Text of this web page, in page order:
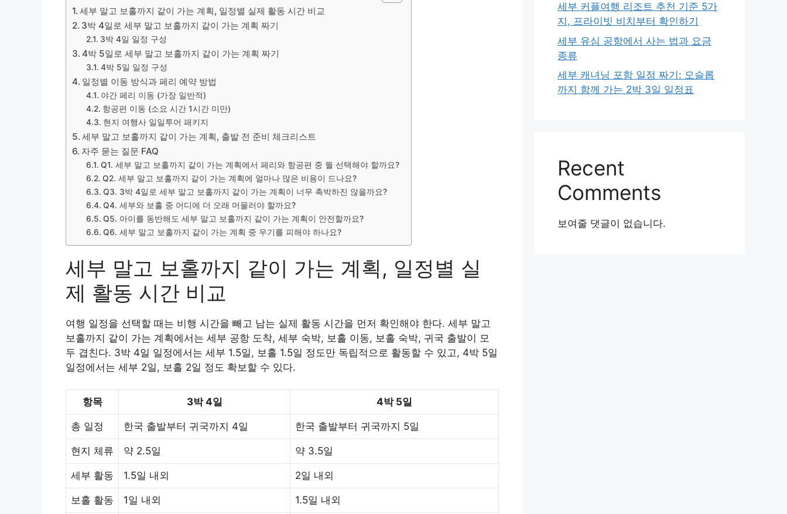
세부 말고 보홀까지 같이 가는 계획, 일정별 실제 활동 시간 비교
3박 4일로 세부 말고 보홀까지 같이 가는 계획 짜기
3박 4일 일정 구성
4박 5일로 세부 말고 보홀까지 같이 가는 계획 짜기
4박 5일 일정 구성
일정별 이동 방식과 페리 예약 방법
야간 페리 이동 (가장 일반적)
항공편 이동 (소요 시간 1시간 미만)
현지 여행사 일일투어 패키지
세부 말고 보홀까지 같이 가는 계획, 출발 전 준비 체크리스트
자주 묻는 질문 FAQ
Q1. 세부 말고 보홀까지 같이 가는 계획에서 페리와 항공편 중 뭘 선택해야 할까요?
Q2. 세부 말고 보홀까지 같이 가는 계획에 얼마나 많은 비용이 드나요?
Q3. 3박 4일로 세부 말고 보홀까지 같이 가는 계획이 너무 촉박하진 않을까요?
Q4. 세부와 보홀 중 어디에 더 오래 머물러야 할까요?
Q5. 아이를 동반해도 세부 말고 보홀까지 같이 가는 계획이 안전할까요?
Q6. 세부 말고 보홀까지 같이 가는 계획 중 우기를 피해야 하나요?
세부 말고 보홀까지 같이 가는 계획, 일정별 실
제 활동 시간 비교
여행 일정을 선택할 때는 비행 시간을 빼고 남는 실제 활동 시간을 먼저 확인해야 한다. 세부 말고
보홀까지 같이 가는 계획에서는 세부 공항 도착, 세부 숙박, 보홀 이동, 보홀 숙박, 귀국 출발이 모
두 겹친다. 3박 4일 일정에서는 세부 1.5일, 보홀 1.5일 정도만 독립적으로 활동할 수 있고, 4박 5일
일정에서는 세부 2일, 보홀 2일 정도 확보할 수 있다.
항목 3박 4일 4박 5일
총 일정 한국 출발부터 귀국까지 4일 한국 출발부터 귀국까지 5일
현지 체류 약 2.5일 약 3.5일
세부 활동 1.5일 내외 2일 내외
보홀 활동 1일 내외 1.5일 내외
세부 커플여행 리조트 추천 기준 5가
지, 프라이빗 비치부터 확인하기
세부 유심 공항에서 사는 법과 요금
종류
세부 캐녀닝 포함 일정 짜기: 오슬롭
까지 함께 가는 2박 3일 일정표
Recent
Comments
보여줄 댓글이 없습니다.